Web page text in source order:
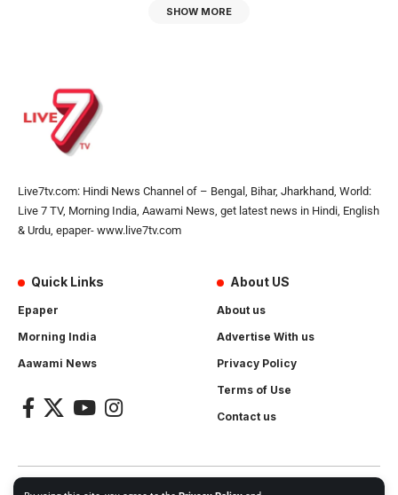
SHOW MORE
Live7tv.com: Hindi News Channel of – Bengal, Bihar, Jharkhand, World:
Live 7 TV, Morning India, Aawami News, get latest news in Hindi, English
& Urdu, epaper- www.live7tv.com
Quick Links
Epaper
Morning India
Aawami News
About US
About us
Advertise With us
Privacy Policy
Terms of Use
Contact us